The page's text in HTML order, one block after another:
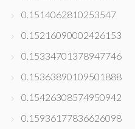
0.1514062810253547
0.15216090002426153
0.15334701378947746
0.15363890109501888
0.15426308574950942
0.15936177836626098